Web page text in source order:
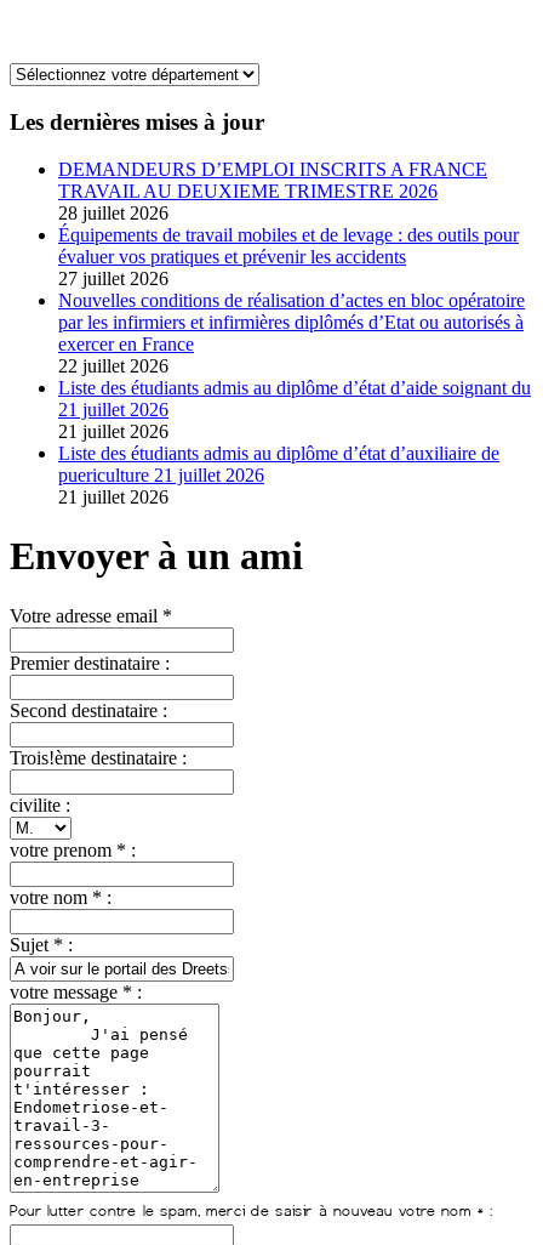
Les dernières mises à jour
DEMANDEURS D’EMPLOI INSCRITS A FRANCE
TRAVAIL AU DEUXIEME TRIMESTRE 2026
28 juillet 2026
Équipements de travail mobiles et de levage : des outils pour
évaluer vos pratiques et prévenir les accidents
27 juillet 2026
Nouvelles conditions de réalisation d’actes en bloc opératoire
par les infirmiers et infirmières diplômés d’Etat ou autorisés à
exercer en France
22 juillet 2026
Liste des étudiants admis au diplôme d’état d’aide soignant du
21 juillet 2026
21 juillet 2026
Liste des étudiants admis au diplôme d’état d’auxiliaire de
puericulture 21 juillet 2026
21 juillet 2026
Envoyer à un ami
Votre adresse email *
Premier destinataire :
Second destinataire :
Trois!ème destinataire :
civilite :
votre prenom * :
votre nom * :
Sujet * :
votre message * :